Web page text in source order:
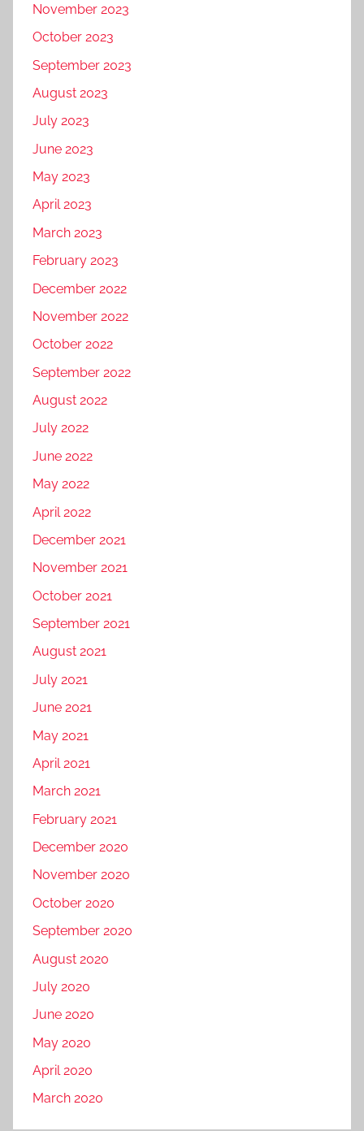
November 2023
October 2023
September 2023
August 2023
July 2023
June 2023
May 2023
April 2023
March 2023
February 2023
December 2022
November 2022
October 2022
September 2022
August 2022
July 2022
June 2022
May 2022
April 2022
December 2021
November 2021
October 2021
September 2021
August 2021
July 2021
June 2021
May 2021
April 2021
March 2021
February 2021
December 2020
November 2020
October 2020
September 2020
August 2020
July 2020
June 2020
May 2020
April 2020
March 2020